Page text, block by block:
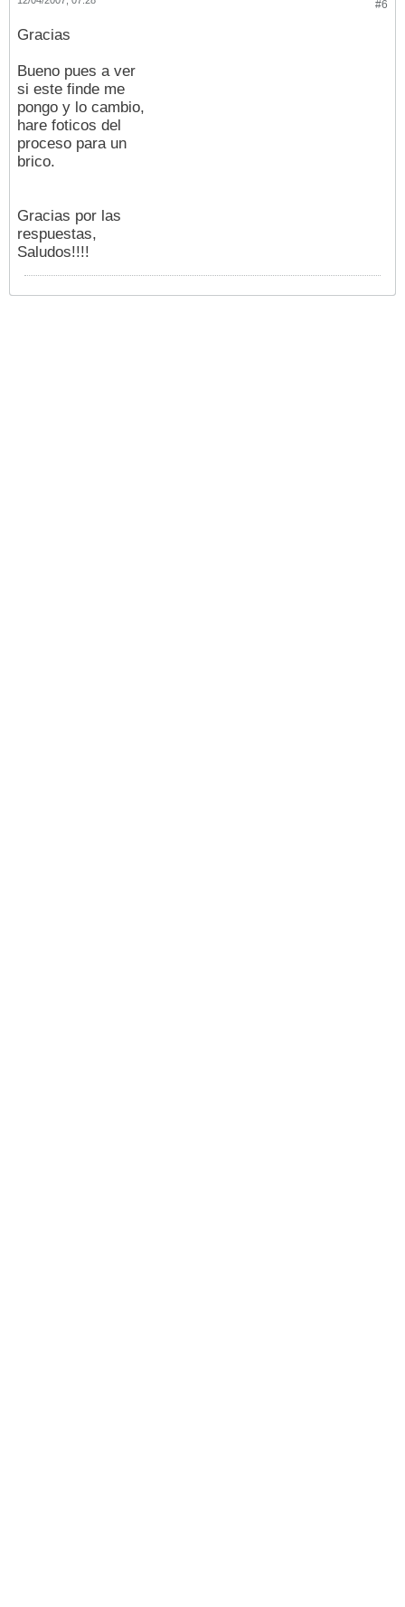
#6
Gracias
Bueno pues a ver
si este finde me
pongo y lo cambio,
hare foticos del
proceso para un
brico.
Gracias por las
respuestas,
Saludos!!!!